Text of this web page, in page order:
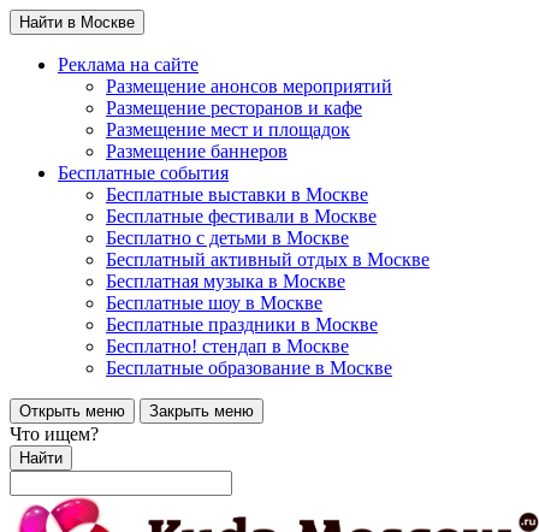
Найти в Москве
Реклама на сайте
Размещение анонсов мероприятий
Размещение ресторанов и кафе
Размещение мест и площадок
Размещение баннеров
Бесплатные события
Бесплатные выставки в Москве
Бесплатные фестивали в Москве
Бесплатно с детьми в Москве
Бесплатный активный отдых в Москве
Бесплатная музыка в Москве
Бесплатные шоу в Москве
Бесплатные праздники в Москве
Бесплатно! стендап в Москве
Бесплатные образование в Москве
Открыть меню Закрыть меню
Что ищем?
Найти